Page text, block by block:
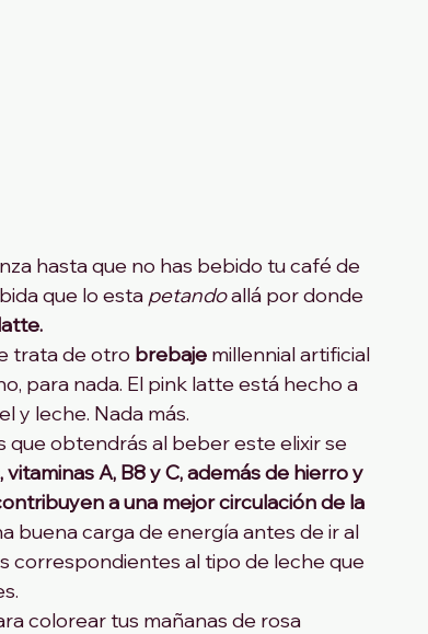
hasta que no has bebido tu café de
que lo esta petando allá por donde
trata de otro brebaje millennial artificial
para nada. El pink latte está hecho a
y leche. Nada más.
que obtendrás al beber este elixir se
A, B8 y C, además de hierro y
a una mejor circulación de la
buena carga de energía antes de ir al
correspondientes al tipo de leche que
latte para colorear tus mañanas de rosa